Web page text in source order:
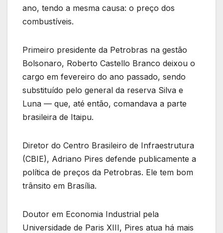
ano, tendo a mesma causa: o preço dos
combustíveis.
Primeiro presidente da Petrobras na gestão
Bolsonaro, Roberto Castello Branco deixou o
cargo em fevereiro do ano passado, sendo
substituído pelo general da reserva Silva e
Luna — que, até então, comandava a parte
brasileira de Itaipu.
Diretor do Centro Brasileiro de Infraestrutura
(CBIE), Adriano Pires defende publicamente a
política de preços da Petrobras. Ele tem bom
trânsito em Brasília.
Doutor em Economia Industrial pela
Universidade de Paris XIII, Pires atua há mais